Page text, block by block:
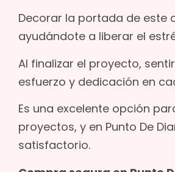
Decorar la portada de este
ayudándote a liberar el
Al finalizar el proyecto,
esfuerzo y dedicación en
Es una excelente opción
proyectos, y en Punto De
satisfactorio.